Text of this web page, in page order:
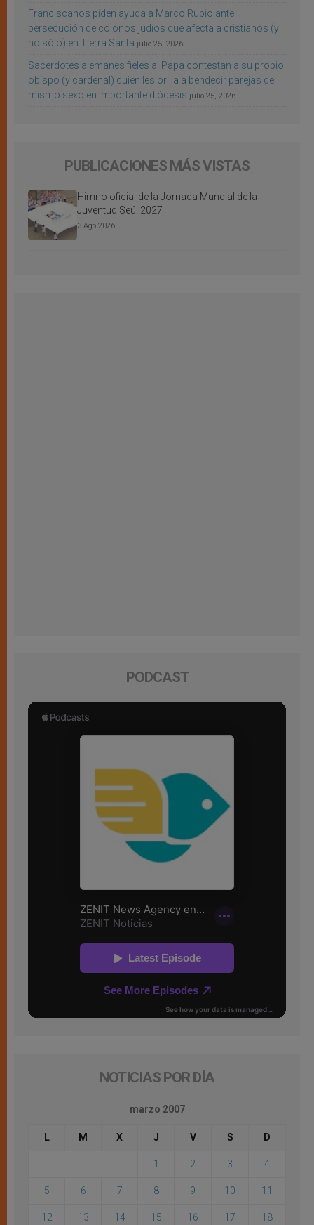
Franciscanos piden ayuda a Marco Rubio ante
persecución de colonos judíos que afecta a cristianos (y
no sólo) en Tierra Santa julio 25, 2026
Sacerdotes alemanes fieles al Papa contestan a su propio
obispo (y cardenal) quien les orilla a bendecir parejas del
mismo sexo en importante diócesis julio 25, 2026
PUBLICACIONES MÁS VISTAS
Himno oficial de la Jornada Mundial de la
Juventud Seúl 2027
3 Ago 2026
PODCAST
NOTICIAS POR DÍA
marzo 2007
L M X J V S D
1 2 3 4
5 6 7 8 9 10 11
12 13 14 15 16 17 18